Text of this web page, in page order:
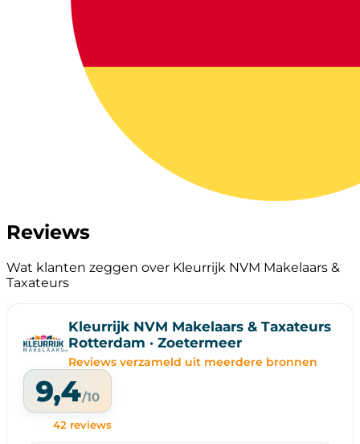
Reviews
Wat klanten zeggen over Kleurrijk NVM Makelaars &
Taxateurs